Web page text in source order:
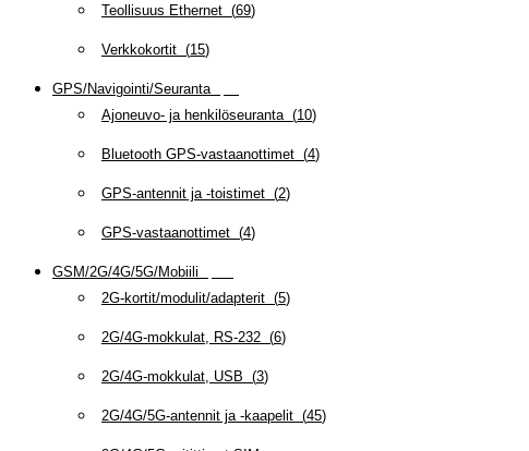
Teollisuus Ethernet (69)
Verkkokortit (15)
GPS/Navigointi/Seuranta
Ajoneuvo- ja henkilöseuranta (10)
Bluetooth GPS-vastaanottimet (4)
GPS-antennit ja -toistimet (2)
GPS-vastaanottimet (4)
GSM/2G/4G/5G/Mobiili
2G-kortit/modulit/adapterit (5)
2G/4G-mokkulat, RS-232 (6)
2G/4G-mokkulat, USB (3)
2G/4G/5G-antennit ja -kaapelit (45)